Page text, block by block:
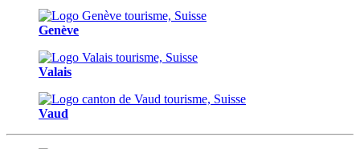
Genève
Valais
Vaud